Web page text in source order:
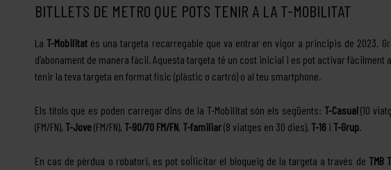
BITLLETS DE METRO QUE POTS TENIR A LA T-MOBILITAT
La T-Mobilitat és una targeta recarregable que va entrar en vigor a principis de 2023.
d’abonament de manera fàcil. Aquesta targeta té un cost inicial i es pot activar fàcilment a
tenir la teva targeta en format físic (plàstic o cartró) o al teu smartphone.
Els títols que es poden carregar dins de la T-Mobilitat són els següents: T-Casual(10
(FM/FN), T-Jove(FM/FN), T-90/70 FM/FN, T-familiar(8 viatges en 30 dies), T-16 i T-Grup.
En cas de pèrdua o robatori, es pot sol·licitar el bloqueig de la targeta a través de TMB